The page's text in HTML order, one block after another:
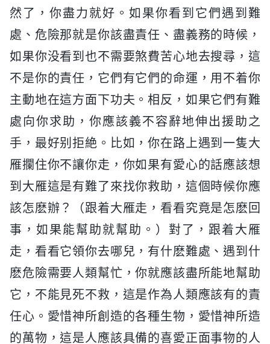
然了，你盡力就好。如果你看到它們遇到難
處、危險那就是你該盡責任、盡義務的時候，
如果你没看到也不需要煞費苦心地去搜尋，這
不是你的責任，它們有它們的命運，用不着你
主動地在這方面下功夫。相反，如果它們有難
處向你求助，你應該義不容辭地伸出援助之
手，最好别拒絶。比如，你在路上遇到一隻大
雁攔住你不讓你走，你如果有愛心的話應該想
到大雁這是有難了來找你救助，這個時候你應
該怎麽辦？（跟着大雁走，看看究竟是怎麽回
事，如果能幫助就幫助。）對了，跟着大雁
走，看看它領你去哪兒，有什麽難處、遇到什
麽危險需要人類幫忙，你就應該盡所能地幫助
它，不能見死不救，這是作為人類應該有的責
任心。愛惜神所創造的各種生物，愛惜神所造
的萬物，這是人應該具備的喜愛正面事物的人